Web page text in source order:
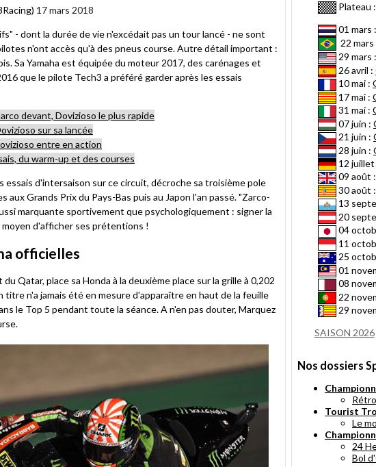
17 mars 2018
- dont la durée de vie n'excédait pas un tour lancé - ne sont
n'ont accès qu'à des pneus course. Autre détail important :
Sa Yamaha est équipée du moteur 2017, des carénages et
que le pilote Tech3 a préféré garder après les essais
devant, Dovizioso le plus rapide
sur sa lancée
entre en action
du warm-up et des courses
essais d'intersaison sur ce circuit, décroche sa troisième pole
Grands Prix du Pays-Bas puis au Japon l'an passé. "Zarco-
marquante sportivement que psychologiquement : signer la
d'afficher ses prétentions !
officielles
Qatar, place sa Honda à la deuxième place sur la grille à 0,202
titre n'a jamais été en mesure d'apparaître en haut de la feuille
le Top 5 pendant toute la séance. A n'en pas douter, Marquez
Plateau :
01 mars :
22 mars
29 mars :
26 avril :
10 mai :
17 mai :
31 mai :
07 juin :
21 juin :
28 juin :
12 juillet
09 août :
30 août :
13
20
04
11
25
01
08
22
29
SAISON 2026
Nos dossiers
Tourist
Le
24
Bol